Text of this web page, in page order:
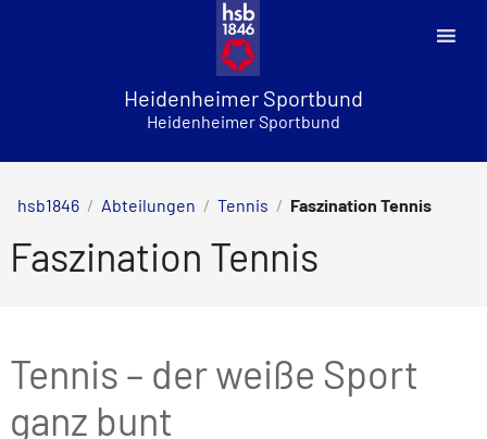
Heidenheimer Sportbund
Heidenheimer Sportbund
hsb1846 / Abteilungen / Tennis / Faszination Tennis
Faszination Tennis
Tennis – der weiße Sport
ganz bunt